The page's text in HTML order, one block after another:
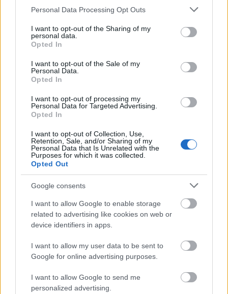
Please note that this website/app uses one or more Google
not limited to your visit or usage behaviour. You may click to
grant or deny consent to Google and its third-party tags to
use your data for below specified purposes in below Google
consent section.
Personal Data Processing Opt Outs
I want to opt-out of the Sharing of my
personal data.
Opted In
I want to opt-out of the Sale of my
Personal Data.
Opted In
I want to opt-out of processing my
Personal Data for Targeted Advertising.
Opted In
I want to opt-out of Collection, Use,
Retention, Sale, and/or Sharing of my
Personal Data that Is Unrelated with the
Purposes for which it was collected.
Opted Out
Google consents
I want to allow Google to enable storage
related to advertising like cookies on web or
device identifiers in apps.
I want to allow my user data to be sent to
Google for online advertising purposes.
I want to allow Google to send me
personalized advertising.
University
post-doctoral Training Programme in Post-Soviet
for Early Career Researchers
Community
of Galicia
Autonomous Community of Galicia - Traineeships
Galician Movable Heritage
Mehr anzeigen
Förderungen für ein Studienjahr / -semester im
Ausland
Institution Scholarship
European Commission
European Union - Erasmus Mundus
2: Sud-UE
- Foley-Béjar Scholarship
Centre for Cross Border
Centre for Cross Border Studies -
ROBERT GARDINER
ROBERT GARDINER MEMORIAL